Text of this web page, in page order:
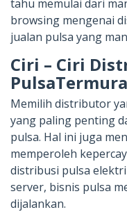
tahu memulai dari
browsing mengenai
jualan pulsa yang
Ciri – Ciri
Memilih distributor
yang paling penting
pulsa. Hal ini juga
memperoleh
distribusi pulsa
server, bisnis pulsa
dijalankan.